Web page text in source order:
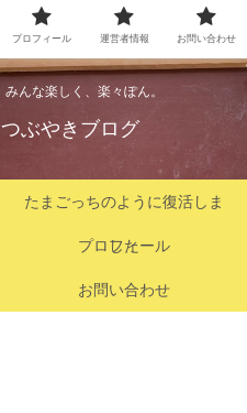
みんな楽しく、楽々ぽん。
つぶやきブログ
たまごっちのように復活しま
した
プロフィール
お問い合わせ
プロフィール 運営者情報 お問い合わせ